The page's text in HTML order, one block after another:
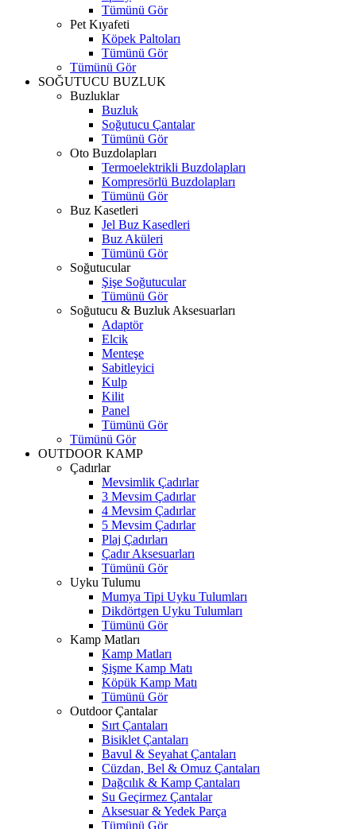
Tümünü Gör
Pet Kıyafeti
Köpek Paltoları
Tümünü Gör
Tümünü Gör
SOĞUTUCU BUZLUK
Buzluklar
Buzluk
Soğutucu Çantalar
Tümünü Gör
Oto Buzdolapları
Termoelektrikli Buzdolapları
Kompresörlü Buzdolapları
Tümünü Gör
Buz Kasetleri
Jel Buz Kasedleri
Buz Aküleri
Tümünü Gör
Soğutucular
Şişe Soğutucular
Tümünü Gör
Soğutucu & Buzluk Aksesuarları
Adaptör
Elcik
Menteşe
Sabitleyici
Kulp
Kilit
Panel
Tümünü Gör
Tümünü Gör
OUTDOOR KAMP
Çadırlar
Mevsimlik Çadırlar
3 Mevsim Çadırlar
4 Mevsim Çadırlar
5 Mevsim Çadırlar
Plaj Çadırları
Çadır Aksesuarları
Tümünü Gör
Uyku Tulumu
Mumya Tipi Uyku Tulumları
Dikdörtgen Uyku Tulumları
Tümünü Gör
Kamp Matları
Kamp Matları
Şişme Kamp Matı
Köpük Kamp Matı
Tümünü Gör
Outdoor Çantalar
Sırt Çantaları
Bisiklet Çantaları
Bavul & Seyahat Çantaları
Cüzdan, Bel & Omuz Çantaları
Dağcılık & Kamp Çantaları
Su Geçirmez Çantalar
Aksesuar & Yedek Parça
Tümünü Gör